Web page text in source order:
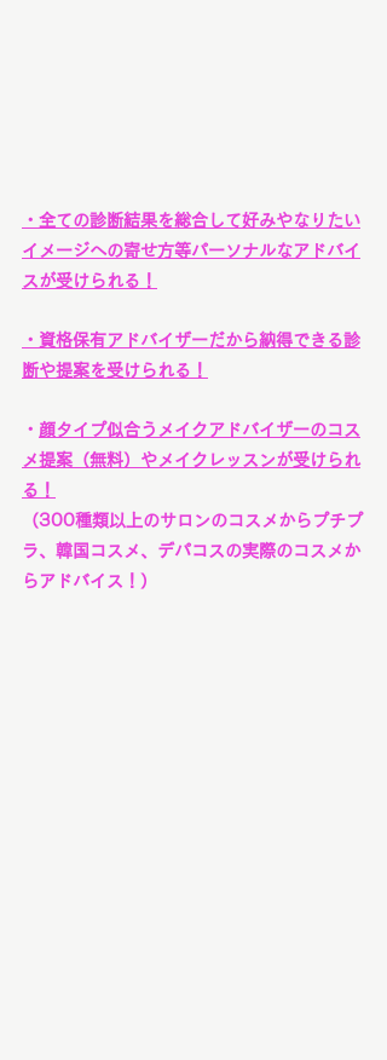
・全ての診断結果を総合して好みやなりたい
イメージへの寄せ方等パーソナルなアドバイ
スが受けられる！
・資格保有アドバイザーだから納得できる診
断や提案を受けられる！
・ 顔タイプ似合うメイクアドバイザーのコス
メ提案（無料）やメイクレッスンが受けられ
る！
（300種類以上のサロンのコスメからプチプ
ラ、韓国コスメ、デパコスの実際のコスメか
らアドバイス！）